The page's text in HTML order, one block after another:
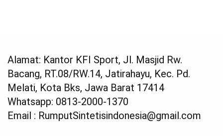
Alamat: Kantor KFI Sport, Jl. Masjid Rw.
Bacang, RT.08/RW.14, Jatirahayu, Kec. Pd.
Melati, Kota Bks, Jawa Barat 17414
Whatsapp: 0813-2000-1370
Email : RumputSintetisindonesia@gmail.com